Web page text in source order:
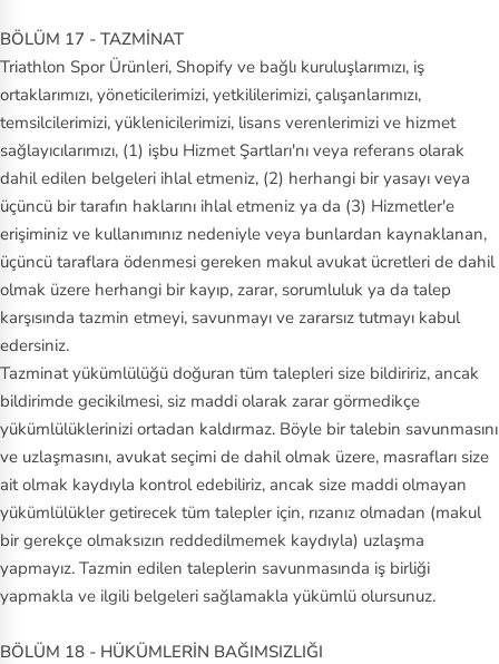
BÖLÜM 17 - TAZMİNAT
Triathlon Spor Ürünleri, Shopify ve bağlı kuruluşlarımızı, iş
ortaklarımızı, yöneticilerimizi, yetkililerimizi, çalışanlarımızı,
temsilcilerimizi, yüklenicilerimizi, lisans verenlerimizi ve hizmet
sağlayıcılarımızı, (1) işbu Hizmet Şartları'nı veya referans olarak
dahil edilen belgeleri ihlal etmeniz, (2) herhangi bir yasayı veya
üçüncü bir tarafın haklarını ihlal etmeniz ya da (3) Hizmetler'e
erişiminiz ve kullanımınız nedeniyle veya bunlardan kaynaklanan,
üçüncü taraflara ödenmesi gereken makul avukat ücretleri de dahil
olmak üzere herhangi bir kayıp, zarar, sorumluluk ya da talep
karşısında tazmin etmeyi, savunmayı ve zararsız tutmayı kabul
edersiniz.
Tazminat yükümlülüğü doğuran tüm talepleri size bildiririz, ancak
bildirimde gecikilmesi, siz maddi olarak zarar görmedikçe
yükümlülüklerinizi ortadan kaldırmaz. Böyle bir talebin savunmasını
ve uzlaşmasını, avukat seçimi de dahil olmak üzere, masrafları size
ait olmak kaydıyla kontrol edebiliriz, ancak size maddi olmayan
yükümlülükler getirecek tüm talepler için, rızanız olmadan (makul
bir gerekçe olmaksızın reddedilmemek kaydıyla) uzlaşma
yapmayız. Tazmin edilen taleplerin savunmasında iş birliği
yapmakla ve ilgili belgeleri sağlamakla yükümlü olursunuz.
BÖLÜM 18 - HÜKÜMLERİN BAĞIMSIZLIĞI